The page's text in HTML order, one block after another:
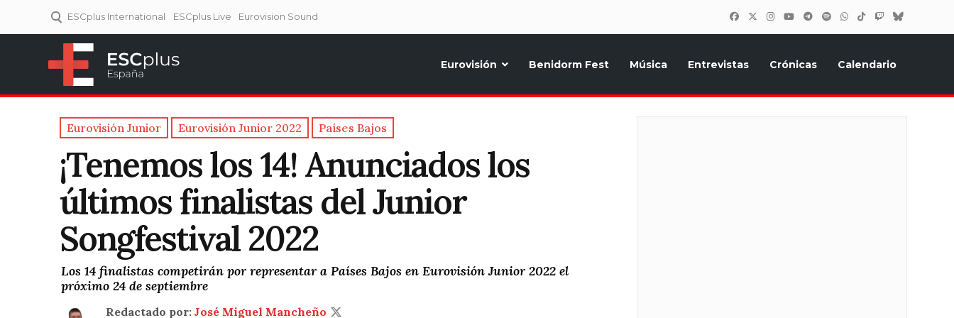
ESCplus International ESCplus Live Eurovision Sound
Eurovisión Benidorm Fest Música Entrevistas Crónicas Calendario
Eurovisión Junior Eurovisión Junior 2022 Países Bajos
¡Tenemos los 14! Anunciados los
últimos finalistas del Junior
Songfestival 2022
Los 14 finalistas competirán por representar a Países Bajos en Eurovisión Junior 2022 el
próximo 24 de septiembre
Redactado por: José Miguel Mancheño